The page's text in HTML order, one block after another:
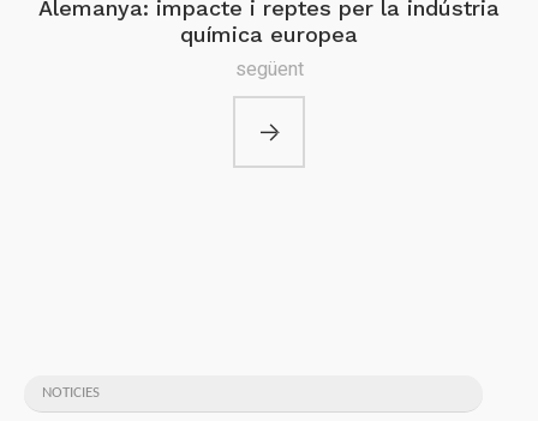
Alemanya: impacte i reptes per la indústria
química europea
següent
NOTICIES